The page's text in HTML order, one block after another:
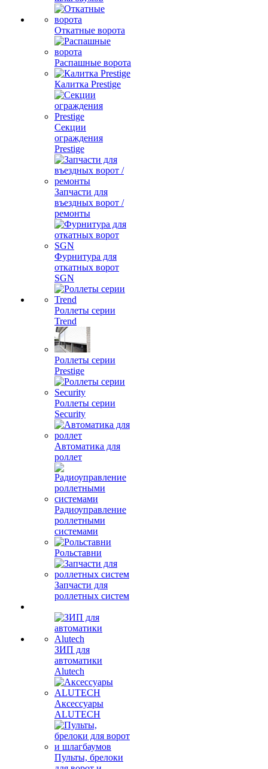
Откатные ворота
Распашные ворота
Калитка Prestige
Секции
ограждения
Prestige
Запчасти для
въездных ворот /
ремонты
Фурнитура для
откатных ворот
SGN
Роллеты серии
Trend
Роллеты серии
Prestige
Роллеты серии
Security
Автоматика для
роллет
Радиоуправление
роллетными
системами
Рольставни
Запчасти для
роллетных систем
ЗИП для
автоматики
Alutech
Аксессуары
ALUTECH
Пульты, брелоки